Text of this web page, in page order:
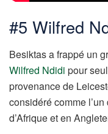
#5 Wilfred
Besiktas a frappé un
Wilfred Ndidi pour
provenance de
considéré comme
d’Afrique et en